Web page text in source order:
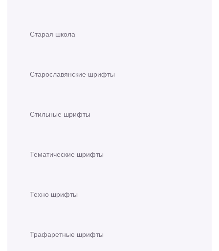
Старая школа
Старославянские шрифты
Стильные шрифты
Тематические шрифты
Техно шрифты
Трафаретные шрифты